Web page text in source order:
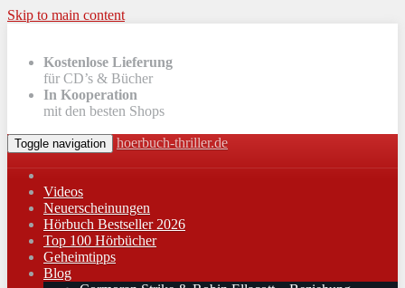
Skip to main content
Kostenlose Lieferung
für CD’s & Bücher
In Kooperation
mit den besten Shops
Toggle navigation hoerbuch-thriller.de
Videos
Neuerscheinungen
Hörbuch Bestseller 2026
Top 100 Hörbücher
Geheimtipps
Blog